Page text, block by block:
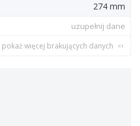
274 mm
uzupełnij dane
pokaż więcej brakujących danych